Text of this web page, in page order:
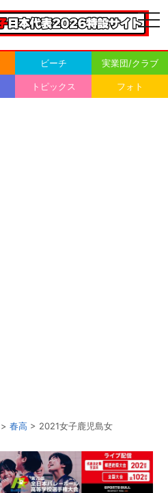
ビーチ 実業団/クラブ
トピックス フォト
> 春高 > 2021女子鹿児島女